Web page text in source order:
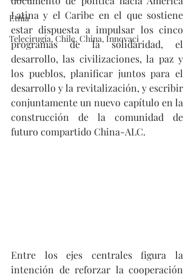
Etnia
Telecirugía, Chile, China, Innovaci
Latina y el Caribe en el que sostiene
estar dispuesta a impulsar los cinco
programas de la solidaridad, el
desarrollo, las civilizaciones, la paz y
los pueblos, planificar juntos para el
desarrollo y la revitalización, y escribir
conjuntamente un nuevo capítulo en la
construcción de la comunidad de
futuro compartido China-ALC.
Entre los ejes centrales figura la
intención de reforzar la cooperación